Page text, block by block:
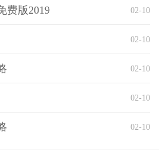
费版2019 02-10
02-10
02-10
02-10
02-10